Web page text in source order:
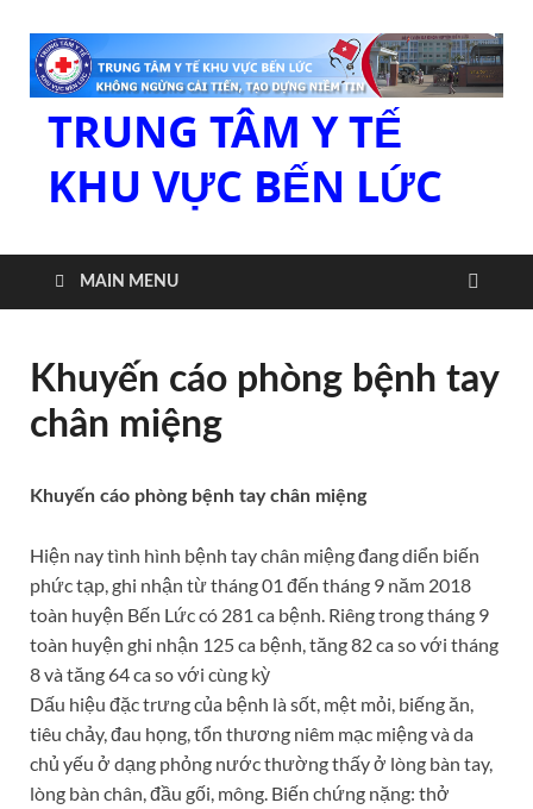
TRUNG TÂM Y TẾ
KHU VỰC BẾN LỨC
MAIN MENU
Khuyến cáo phòng bệnh tay
chân miệng
Khuyến cáo phòng bệnh tay chân miệng
Hiện nay tình hình bệnh tay chân miệng đang diển biến
phức tạp, ghi nhận từ tháng 01 đến tháng 9 năm 2018
toàn huyện Bến Lức có 281 ca bệnh. Riêng trong tháng 9
toàn huyện ghi nhận 125 ca bệnh, tăng 82 ca so với tháng
8 và tăng 64 ca so với cùng kỳ
Dấu hiệu đặc trưng của bệnh là sốt, mệt mỏi, biếng ăn,
tiêu chảy, đau họng, tổn thương niêm mạc miệng và da
chủ yếu ở dạng phỏng nước thường thấy ở lòng bàn tay,
lòng bàn chân, đầu gối, mông. Biến chứng nặng: thở